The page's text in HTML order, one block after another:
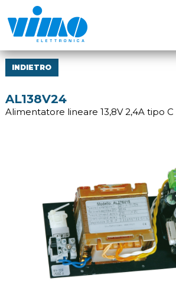
INDIETRO
AL138V24
Alimentatore lineare 13,8V 2,4A tipo C